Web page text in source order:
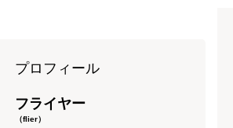
プロフィール
フライヤー
（flier）